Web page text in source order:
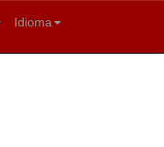
Idioma